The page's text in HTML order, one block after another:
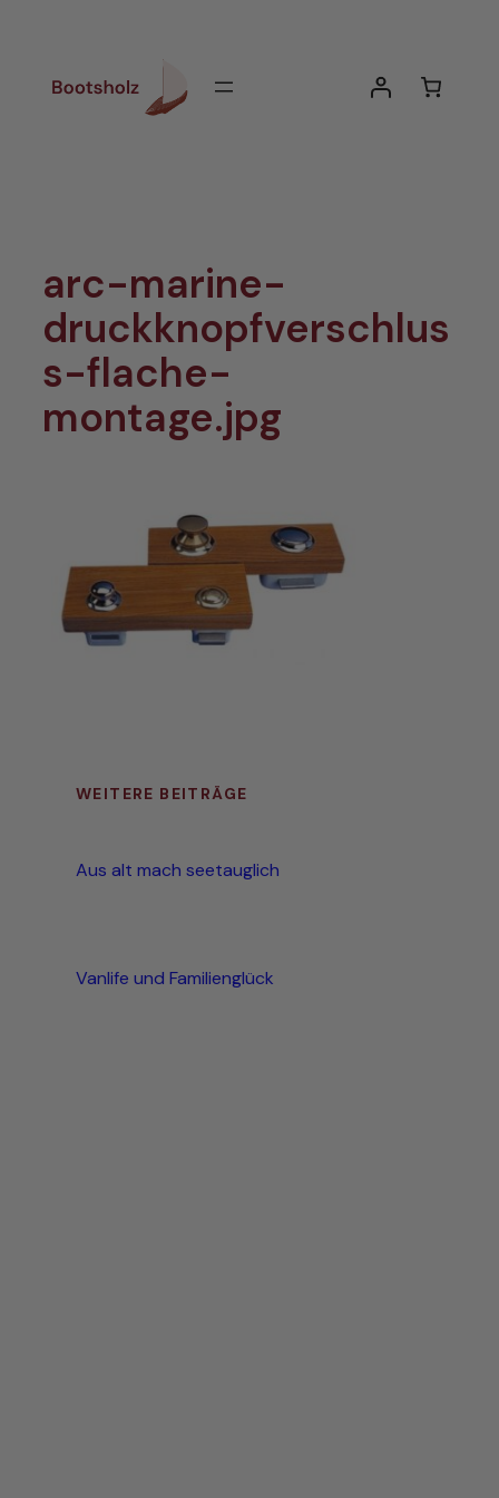
arc-marine-
druckknopfverschlus
s-flache-
montage.jpg
WEITERE BEITRÄGE
Aus alt mach seetauglich
Vanlife und Familienglück